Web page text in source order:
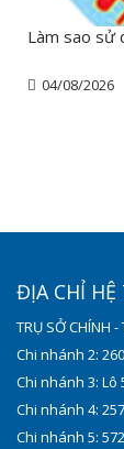
Làm sao sử
04/08/2026
ĐỊA CHỈ HỆ
TRỤ SỞ CHÍNH -
Chi nhánh 2:
Chi nhánh 3: Lô
Chi nhánh 4:
Chi nhánh 5: